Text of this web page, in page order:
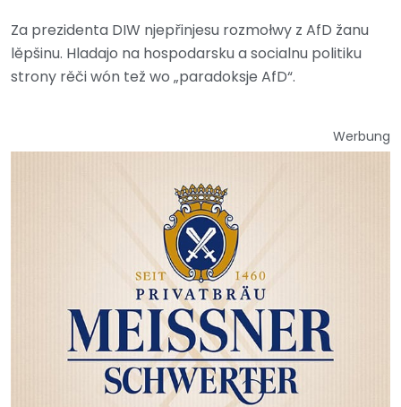
Za prezidenta DIW njepřinjesu rozmołwy z AfD žanu
lěpšinu. Hladajo na hospodarsku a socialnu politiku
strony rěči wón tež wo „paradoksje AfD“.
Werbung